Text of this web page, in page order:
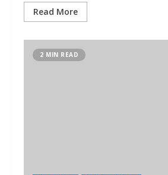
Read More
2 MIN READ